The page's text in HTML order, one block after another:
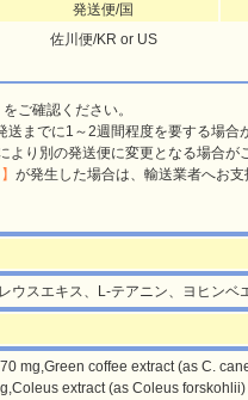
発送便/国
佐川便/KR or US
をご確認ください。
までに1～2週間程度を要する場合
り別の発送便に変更となる場合が
が発生した場合は、輸送業者へお支
スエキス、L-テアニン、ヨヒンベ
mg,Green coffee extract (as C.
extract (as Coleus